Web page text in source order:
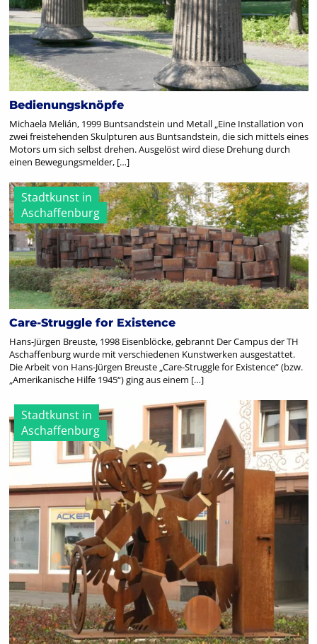
Bedienungsknöpfe
Michaela Melián, 1999 Buntsandstein und Metall „Eine Installation von
zwei freistehenden Skulpturen aus Buntsandstein, die sich mittels eines
Motors um sich selbst drehen. Ausgelöst wird diese Drehung durch
einen Bewegungsmelder, […]
Stadtkunst in
Aschaffenburg
Care-Struggle for Existence
Hans-Jürgen Breuste, 1998 Eisenblöcke, gebrannt Der Campus der TH
Aschaffenburg wurde mit verschiedenen Kunstwerken ausgestattet.
Die Arbeit von Hans-Jürgen Breuste „Care-Struggle for Existence“ (bzw.
„Amerikanische Hilfe 1945“) ging aus einem […]
Stadtkunst in
Aschaffenburg